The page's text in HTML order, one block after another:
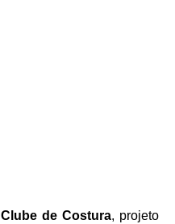
Clube de Costura, projeto